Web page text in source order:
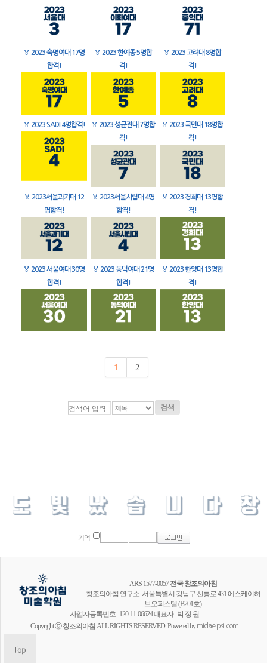
🏅 2023 숙명여대 17명
합격!
🏅 2023 한예종 5명합
격!
🏅 2023 고려대 8명합
격!
🏅 2023 SADI 4명합격! 🏅 2023 성균관대 7명합
격!
🏅 2023 국민대 18명합
격!
🏅 2023서울과기대 12
명합격!
🏅 2023서울시립대 4명
합격!
🏅 2023 경희대 13명합
격!
🏅 2023 서울여대 30명
합격!
🏅 2023 동덕여대 21명
합격!
🏅 2023 한양대 13명합
격!
1 2
검색
기억
ARS 1577-0057전국 창조의아침
창조의아침 연구소 :서울특별시 강남구 선릉로 431 에스케이허
브오피스텔 (B201호)
사업자등록번호 : 120-11-06624 대표자 : 박 정 원
Copyright ⓒ 창조의아침 ALL RIGHTS RESERVED. Powered bymidaeipsi.com